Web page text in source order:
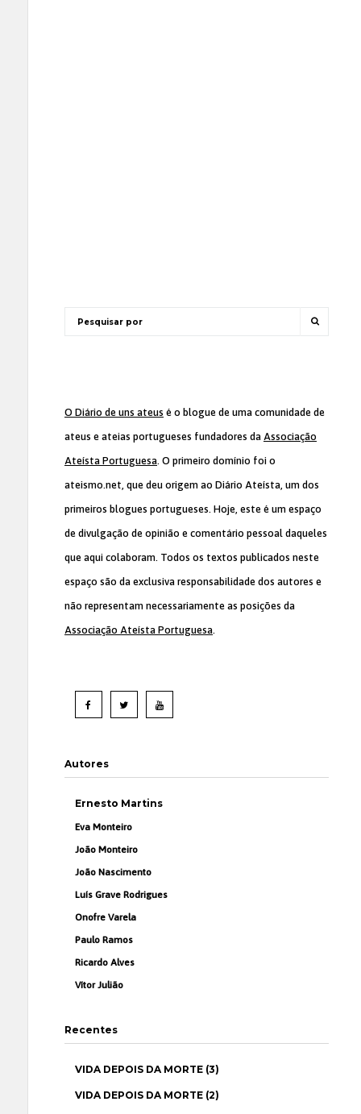
O Diário de uns ateus é o blogue de uma comunidade de
ateus e ateias portugueses fundadores da Associação
Ateísta Portuguesa. O primeiro domínio foi o
ateismo.net, que deu origem ao Diário Ateísta, um dos
primeiros blogues portugueses. Hoje, este é um espaço
de divulgação de opinião e comentário pessoal daqueles
que aqui colaboram. Todos os textos publicados neste
espaço são da exclusiva responsabilidade dos autores e
não representam necessariamente as posições da
Associação Ateísta Portuguesa.
Autores
Ernesto Martins
Eva Monteiro
João Monteiro
João Nascimento
Luís Grave Rodrigues
Onofre Varela
Paulo Ramos
Ricardo Alves
Vítor Julião
Recentes
VIDA DEPOIS DA MORTE (3)
VIDA DEPOIS DA MORTE (2)